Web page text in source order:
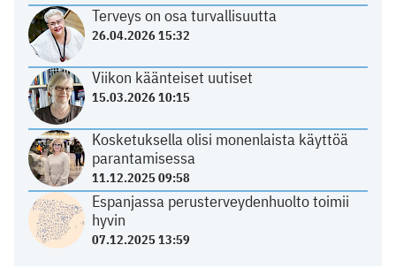
Terveys on osa turvallisuutta
26.04.2026 15:32
Viikon käänteiset uutiset
15.03.2026 10:15
Kosketuksella olisi monenlaista käyttöä
parantamisessa
11.12.2025 09:58
Espanjassa perusterveydenhuolto toimii
hyvin
07.12.2025 13:59